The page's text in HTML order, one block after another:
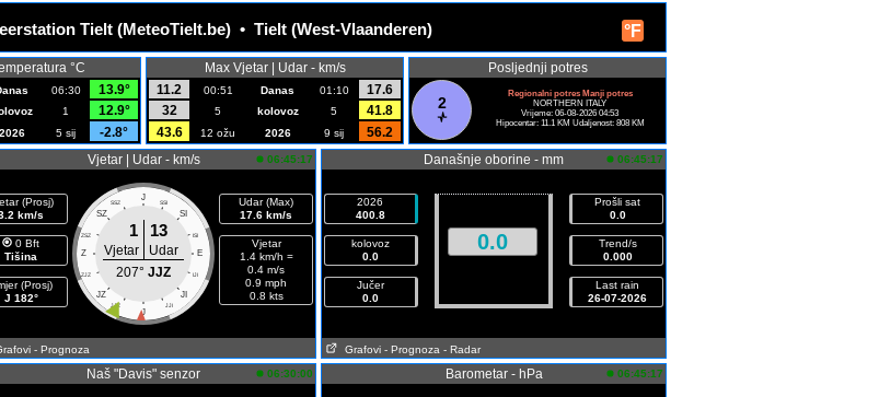
°F
Tielt (MeteoTielt.be) • Tielt (West-Vlaanderen)
°C
06:30
13.9°
1
12.9°
2026 5 sij -2.8°
Max Vjetar | Udar - km/s
11.2
00:51 Danas 01:10
17.6
32
5 kolovoz 5
41.8
43.6
12 ožu 2026 9 sij 56.2
Posljednji potres
2
Regionalni potres Manji potres
NORTHERN ITALY
Vrijeme: 06-08-2026 04:53
Hipocentar: 11.1 KM Udaljenost: 808 KM
Vjetar | Udar - km/s 06:45:17
(Prosj)
km/s
0 Bft
Tišina
(Prosj)
J 182°
J
SSZ SSI
SZ SI
ZSZ ISI
Z E
ZJZ IJI
JZ JI
JJZ JJI
J
1 13
Vjetar
Udar
207° JJZ
Udar (Max)
17.6 km/s
Vjetar
1.4 km/h =
0.4 m/s
0.9 mph
0.8 kts
- Prognoza
Današnje oborine - mm 06:45:17
2026
400.8
kolovoz
0.0
Jučer
0.0
0.0
Prošli sat
0.0
Trend/s
0.000
Last rain
26-07-2026
Grafovi - Prognoza - Radar
Naš "Davis" senzor 06:30:00 Barometar - hPa 06:45:17